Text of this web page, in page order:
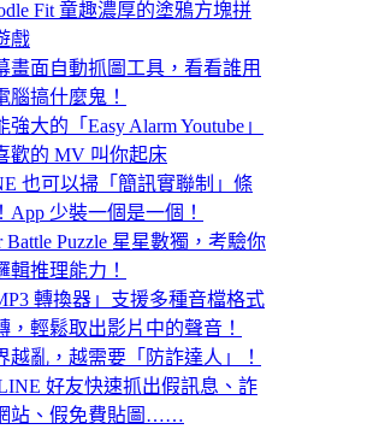
Fit 童趣濃厚的塗鴉方塊拼
戲
畫面自動抓圖工具，看看誰用
腦搞什麼鬼！
強大的「Easy Alarm Youtube」
歡的 MV 叫你起床
也可以掃「簡訊實聯制」條
App 少裝一個是一個！
Battle Puzzle 星星數獨，考驗你
輯推理能力！
轉換器」支援多種音檔格式
，輕鬆取出影片中的聲音！
越亂，越需要「防詐達人」！
好友快速抓出假訊息、詐
站、假免費貼圖……